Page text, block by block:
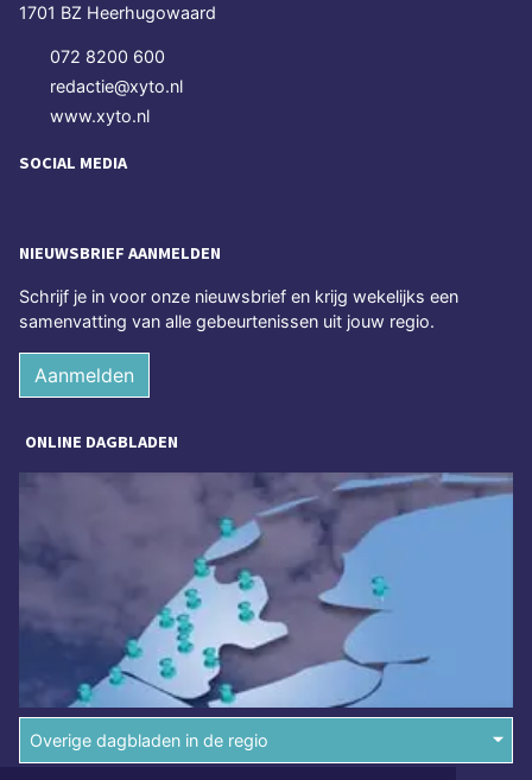
1701 BZ Heerhugowaard
072 8200 600
redactie@xyto.nl
www.xyto.nl
SOCIAL MEDIA
NIEUWSBRIEF AANMELDEN
Schrijf je in voor onze nieuwsbrief en krijg wekelijks een
samenvatting van alle gebeurtenissen uit jouw regio.
Aanmelden
ONLINE DAGBLADEN
Overige dagbladen in de regio